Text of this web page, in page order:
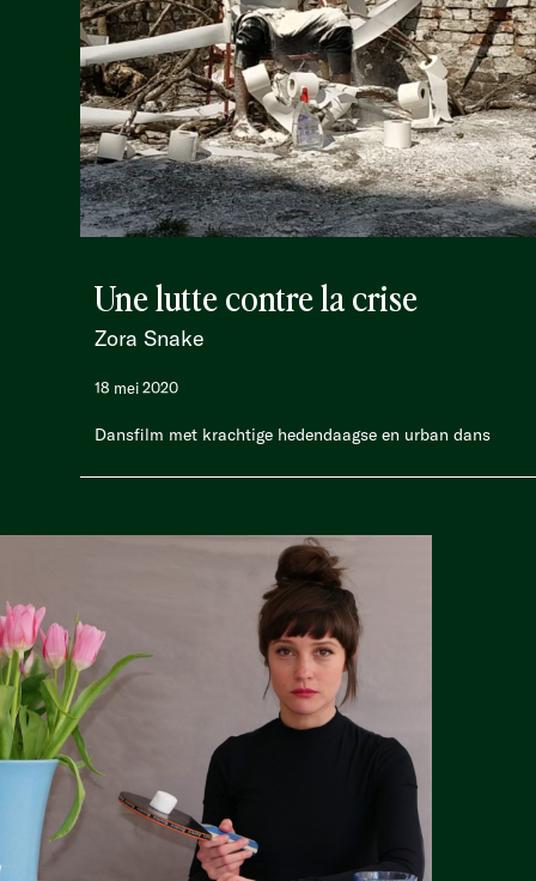
Une lutte contre la crise
Zora Snake
18 mei 2020
Dansfilm met krachtige hedendaagse en urban dans